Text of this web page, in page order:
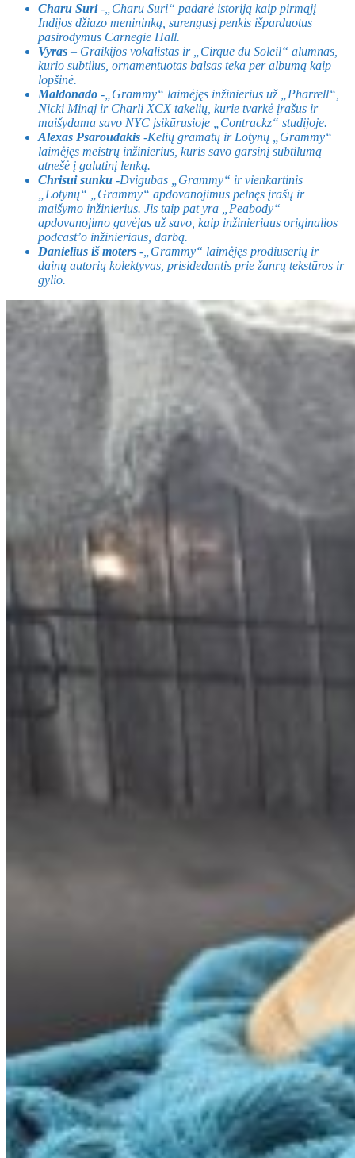
Charu Suri-„Charu Suri“ padarė istoriją kaip pirmąjį
Indijos džiazo menininką, surengusį penkis išparduotus
pasirodymus Carnegie Hall.
Vyras – Graikijos vokalistas ir „Cirque du Soleil“ alumnas,
kurio subtilus, ornamentuotas balsas teka per albumą kaip
lopšinė.
Maldonado -„Grammy“ laimėjęs inžinierius už „Pharrell“,
Nicki Minaj ir Charli XCX takelių, kurie tvarkė įrašus ir
maišydama savo NYC įsikūrusioje „Contrackz“ studijoje.
Alexas Psaroudakis -Kelių gramatų ir Lotynų „Grammy“
laimėjęs meistrų inžinierius, kuris savo garsinį subtilumą
atnešė į galutinį lenką.
Chrisui sunku -Dvigubas „Grammy“ ir vienkartinis
„Lotynų“ „Grammy“ apdovanojimus pelnęs įrašų ir
maišymo inžinierius. Jis taip pat yra „Peabody“
apdovanojimo gavėjas už savo, kaip inžinieriaus originalios
podcast’o inžinieriaus, darbą.
Danielius iš moters -„Grammy“ laimėjęs prodiuserių ir
dainų autorių kolektyvas, prisidedantis prie žanrų tekstūros ir
gylio.